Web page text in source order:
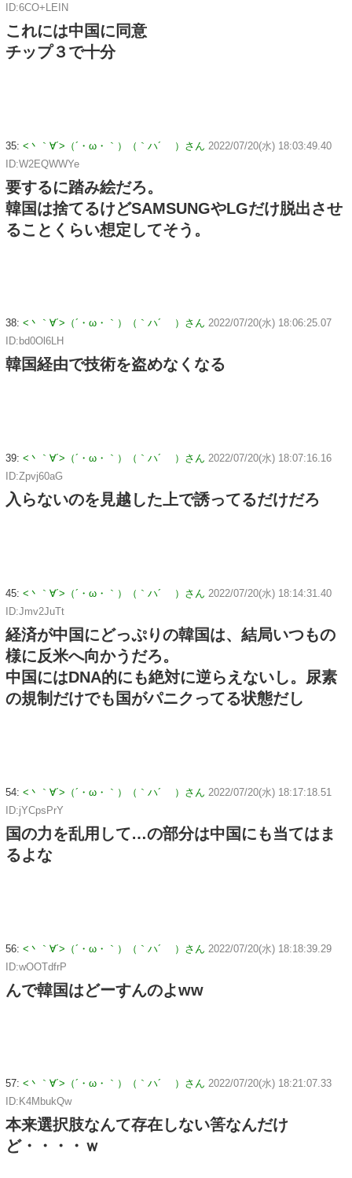
ID:6CO+LEIN
これには中国に同意
チップ３で十分
35: <丶｀∀´>（´・ω・｀）（｀ハ´ ）さん 2022/07/20(水) 18:03:49.40
ID:W2EQWWYe
要するに踏み絵だろ。
韓国は捨てるけどSAMSUNGやLGだけ脱出させ
ることくらい想定してそう。
38: <丶｀∀´>（´・ω・｀）（｀ハ´ ）さん 2022/07/20(水) 18:06:25.07
ID:bd0Ol6LH
韓国経由で技術を盗めなくなる
39: <丶｀∀´>（´・ω・｀）（｀ハ´ ）さん 2022/07/20(水) 18:07:16.16
ID:Zpvj60aG
入らないのを見越した上で誘ってるだけだろ
45: <丶｀∀´>（´・ω・｀）（｀ハ´ ）さん 2022/07/20(水) 18:14:31.40
ID:Jmv2JuTt
経済が中国にどっぷりの韓国は、結局いつもの
様に反米へ向かうだろ。
中国にはDNA的にも絶対に逆らえないし。尿素
の規制だけでも国がパニクってる状態だし
54: <丶｀∀´>（´・ω・｀）（｀ハ´ ）さん 2022/07/20(水) 18:17:18.51
ID:jYCpsPrY
国の力を乱用して…の部分は中国にも当てはま
るよな
56: <丶｀∀´>（´・ω・｀）（｀ハ´ ）さん 2022/07/20(水) 18:18:39.29
ID:wOOTdfrP
んで韓国はどーすんのよww
57: <丶｀∀´>（´・ω・｀）（｀ハ´ ）さん 2022/07/20(水) 18:21:07.33
ID:K4MbukQw
本来選択肢なんて存在しない筈なんだけ
ど・・・・ｗ